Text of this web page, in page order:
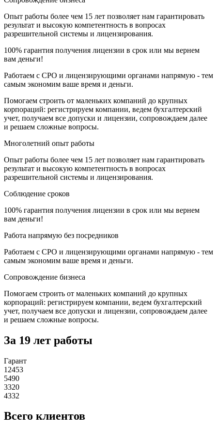
Опыт работы более чем 15 лет позволяет нам гарантировать
результат и высокую компетентность в вопросах
разрешительной системы и лицензирования.
100% гарантия получения лицензии в срок или мы вернем
вам деньги!
Работаем с СРО и лицензирующими органами напрямую - тем
самым экономим ваше время и деньги.
Помогаем строить от маленьких компаний до крупных
корпораций: регистрируем компании, ведем бухгалтерский
учет, получаем все допуски и лицензии, сопровождаем далее
и решаем сложные вопросы.
Многолетний опыт работы
Опыт работы более чем 15 лет позволяет нам гарантировать
результат и высокую компетентность в вопросах
разрешительной системы и лицензирования.
Соблюдение сроков
100% гарантия получения лицензии в срок или мы вернем
вам деньги!
Работа напрямую без посредников
Работаем с СРО и лицензирующими органами напрямую - тем
самым экономим ваше время и деньги.
Сопровождение бизнеса
Помогаем строить от маленьких компаний до крупных
корпораций: регистрируем компании, ведем бухгалтерский
учет, получаем все допуски и лицензии, сопровождаем далее
и решаем сложные вопросы.
За 19 лет работы
Гарант
12453
5490
3320
4332
Всего клиентов